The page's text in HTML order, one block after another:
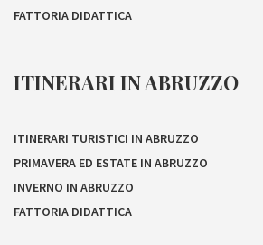
FATTORIA DIDATTICA
ITINERARI IN ABRUZZO
ITINERARI TURISTICI IN ABRUZZO
PRIMAVERA ED ESTATE IN ABRUZZO
INVERNO IN ABRUZZO
FATTORIA DIDATTICA